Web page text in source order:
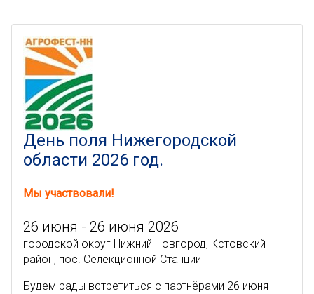
День поля Нижегородской
области 2026 год.
Мы участвовали!
26 июня - 26 июня 2026
городской округ Нижний Новгород, Кстовский
район, пос. Селекционной Станции
Будем рады встретиться с партнёрами 26 июня